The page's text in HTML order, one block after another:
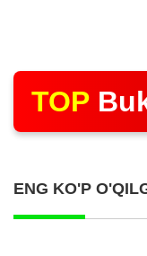
TOP
ENG KO'P